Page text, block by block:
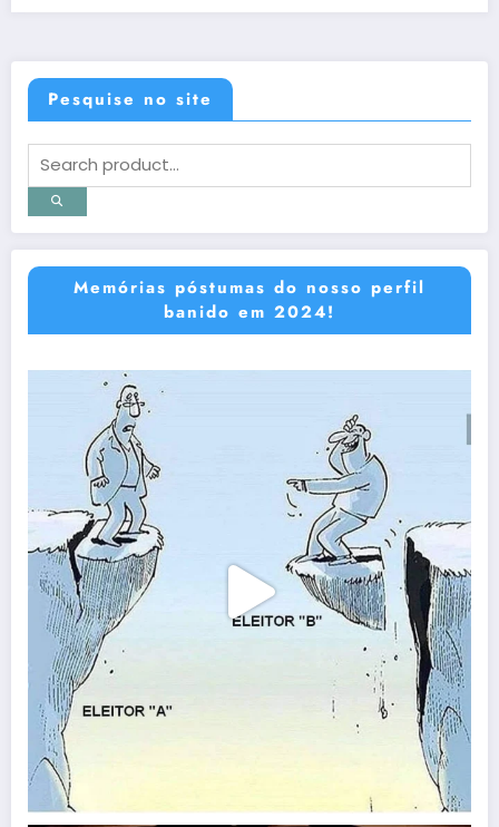
Pesquise no site
Memórias póstumas do nosso perfil
banido em 2024!